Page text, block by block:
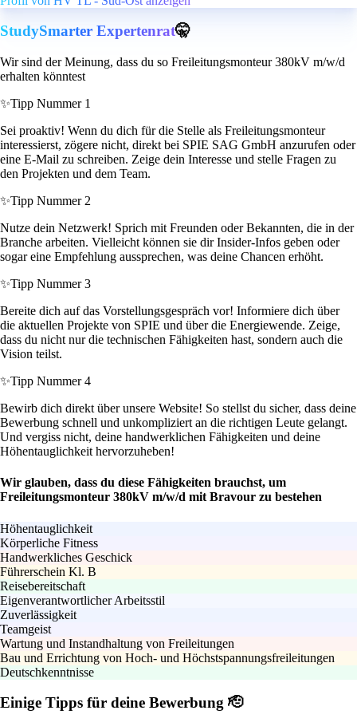
StudySmarter Expertenrat🤫
Wir sind der Meinung, dass du so Freileitungsmonteur 380kV m/w/d
erhalten könntest
✨Tipp Nummer 1
Sei proaktiv! Wenn du dich für die Stelle als Freileitungsmonteur
interessierst, zögere nicht, direkt bei SPIE SAG GmbH anzurufen oder
eine E-Mail zu schreiben. Zeige dein Interesse und stelle Fragen zu
den Projekten und dem Team.
✨Tipp Nummer 2
Nutze dein Netzwerk! Sprich mit Freunden oder Bekannten, die in der
Branche arbeiten. Vielleicht können sie dir Insider-Infos geben oder
sogar eine Empfehlung aussprechen, was deine Chancen erhöht.
✨Tipp Nummer 3
Bereite dich auf das Vorstellungsgespräch vor! Informiere dich über
die aktuellen Projekte von SPIE und über die Energiewende. Zeige,
dass du nicht nur die technischen Fähigkeiten hast, sondern auch die
Vision teilst.
✨Tipp Nummer 4
Bewirb dich direkt über unsere Website! So stellst du sicher, dass deine
Bewerbung schnell und unkompliziert an die richtigen Leute gelangt.
Und vergiss nicht, deine handwerklichen Fähigkeiten und deine
Höhentauglichkeit hervorzuheben!
Wir glauben, dass du diese Fähigkeiten brauchst, um
Freileitungsmonteur 380kV m/w/d mit Bravour zu bestehen
Höhentauglichkeit
Körperliche Fitness
Handwerkliches Geschick
Führerschein Kl. B
Reisebereitschaft
Eigenverantwortlicher Arbeitsstil
Zuverlässigkeit
Teamgeist
Wartung und Instandhaltung von Freileitungen
Bau und Errichtung von Hoch- und Höchstspannungsfreileitungen
Deutschkenntnisse
Einige Tipps für deine Bewerbung 🫡